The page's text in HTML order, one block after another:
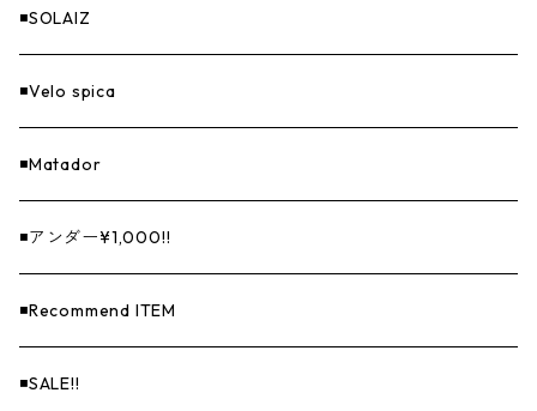
◾️SOLAIZ
◾️Velo spica
◾️Matador
◾️アンダー¥1,000!!
◾️Recommend ITEM
◾️SALE!!